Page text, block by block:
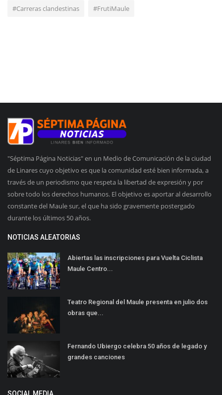
#Carreras clandestinas #FrutiMaule
"Séptima Página Noticias" en un Medio de Comunicación de la ciudad
de Linares cuyo objetivo es que la comunidad esté bien informada, a
través de un periodismo que respeta la libertad de expresión y por
sobre todo los derechos humanos. El objetivo es aportar al desarrollo
constante del Maule sur, el que ha sido gravemente postergado
durante los últimos 50 años.
NOTICIAS ALEATORIAS
Abiertas las inscripciones para Vuelta Ciclista
Maule Centro...
Teatro Regional del Maule presenta en julio dos
obras que...
Fernando Ubiergo celebra 50 años de legado y
grandes canciones
SOCIAL MEDIA